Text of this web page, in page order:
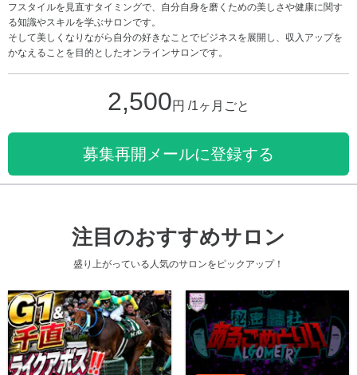
フスタイルを見直すタイミングで、自分自身を磨くための美しさや健康に関す
る知識やスキルを学ぶサロンです。
そして美しくなりながら自分の好きなことでビジネスを展開し、収入アップを
かなえることを目的としたオンラインサロンです。
2,500円 /1ヶ月ごと
募集再開メールに登録する
注目のおすすめサロン
盛り上がっている人気のサロンをピックアップ！